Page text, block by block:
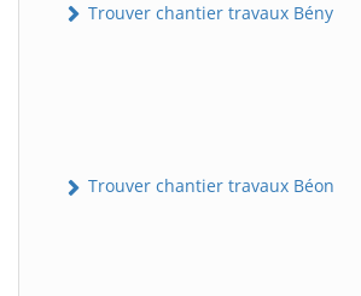
Trouver chantier travaux Bény
Trouver chantier travaux Béon